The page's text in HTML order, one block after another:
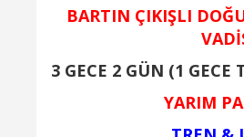
06 Eylül 2026 - 09 Eylül 2026
BARTIN ÇIKIŞLI
3 GECE 2 GÜN (1 GECE
YARIM